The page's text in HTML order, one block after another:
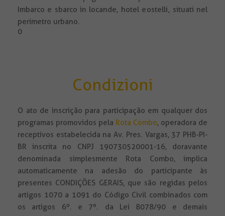
Imbarco e sbarco in locande, hotel e ostelli , situati nel
perimetro urbano.
0
Condizioni
O ato de inscrição para participação em qualquer dos
programas promovidos pela Rota Combo, operadora de
receptivos estabelecida na Av. Pres. Vargas, 37 PHB-PI-
BR inscrita no CNPJ 190730520001-16, doravante
denominada simplesmente Rota Combo, implica
automaticamente na adesão do participante às
presentes CONDIÇÕES GERAIS, que são regidas pelos
artigos 1070 a 1091 do Código Civil combinados com
os artigos 6º. e 7º. da Lei 8078/90 e demais